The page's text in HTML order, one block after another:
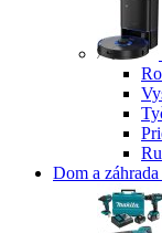
Dom a záhrada